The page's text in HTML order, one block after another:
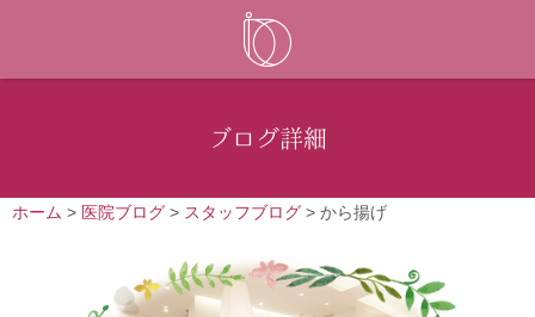
ブログ詳細
ホーム > 医院ブログ > スタッフブログ > から揚げ